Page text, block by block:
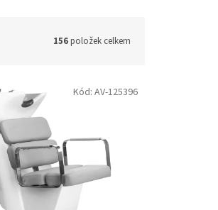
156položek celkem
Kód: AV-125396